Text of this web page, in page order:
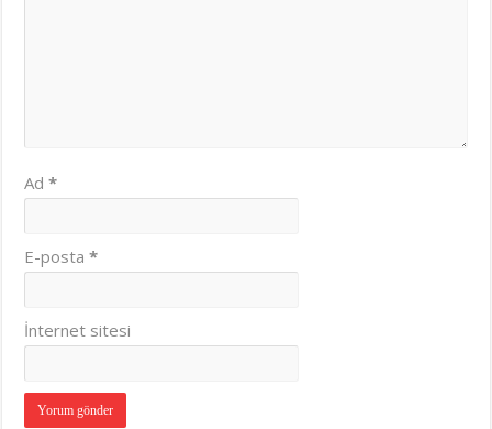
Ad*
E-posta*
İnternet sitesi